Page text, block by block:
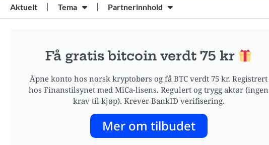
Aktuelt Tema Partnerinnhold
Få gratis bitcoin verdt 75 kr
Åpne konto hos norsk kryptobørs og få BTC verdt 75 kr. Registrert
hos Finanstilsynet med MiCa-lisens. Regulert og trygg aktør (ingen
krav til kjøp). Krever BankID verifisering.
Mer om tilbudet